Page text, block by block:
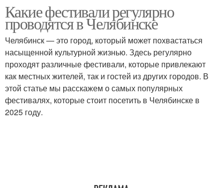
Детские фестивали Детский фестиваль
Какие фестивали регулярно
проводятся в Челябинске
Челябинск — это город, который может похвастаться
насыщенной культурной жизнью. Здесь регулярно
проходят различные фестивали, которые привлекают
как местных жителей, так и гостей из других городов. В
этой статье мы расскажем о самых популярных
фестивалях, которые стоит посетить в Челябинске в
2025 году.